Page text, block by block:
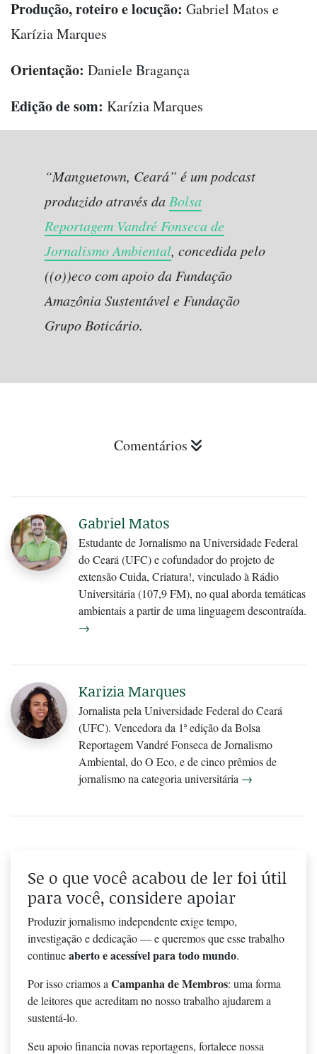
Produção, roteiro e locução: Gabriel Matos e
Karízia Marques
Orientação: Daniele Bragança
Edição de som: Karízia Marques
“Manguetown, Ceará” é um podcast
produzido através da Bolsa
Reportagem Vandré Fonseca de
Jornalismo Ambiental, concedida pelo
((o))eco com apoio da Fundação
Amazônia Sustentável e Fundação
Grupo Boticário.
Comentários
Gabriel Matos
Estudante de Jornalismo na Universidade Federal
do Ceará (UFC) e cofundador do projeto de
extensão Cuida, Criatura!, vinculado à Rádio
Universitária (107,9 FM), no qual aborda temáticas
ambientais a partir de uma linguagem descontraída.
→
Karizia Marques
Jornalista pela Universidade Federal do Ceará
(UFC). Vencedora da 1ª edição da Bolsa
Reportagem Vandré Fonseca de Jornalismo
Ambiental, do O Eco, e de cinco prêmios de
jornalismo na categoria universitária →
Se o que você acabou de ler foi útil
para você, considere apoiar
Produzir jornalismo independente exige tempo,
investigação e dedicação — e queremos que esse trabalho
continueaberto e acessível para todo mundo.
Por isso criamos a Campanha de Membros: uma forma
de leitores que acreditam no nosso trabalho ajudarem a
sustentá-lo.
Seu apoio financia novas reportagens, fortalece nossa